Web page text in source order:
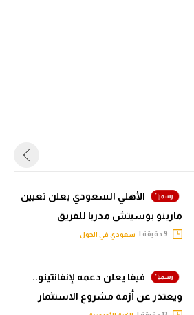
الأهلي السعودي يعلن تعيين
مارينو بوسيتش مدربا للفريق
سعودي في الجول
فيفا يعلن دعمه لإنفانتينو..
ويعتذر عن أزمة مشروع الاستثمار